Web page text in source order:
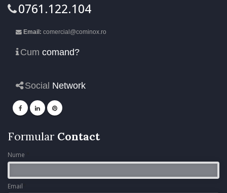
0761.122.104
Email: comercial@cominox.ro
Cum comand?
Social Network
Formular Contact
Nume
Email